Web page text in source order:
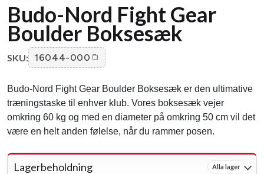
Budo-Nord Fight Gear
Boulder Boksesæk
SKU: 16044-000
Budo-Nord Fight Gear Boulder Boksesæk er den ultimative
træningstaske til enhver klub. Vores boksesæk vejer
omkring 60 kg og med en diameter på omkring 50 cm vil det
være en helt anden følelse, når du rammer posen.
Lagerbeholdning Alla lager